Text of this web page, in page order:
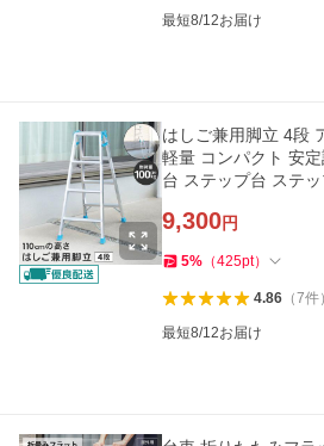
最短8/12お届け
はしご兼用脚立 4段
軽量 コンパクト 安
台 ステップ台 ステ
9,300円
5% （425pt）
4.86（7件）
最短8/12お届け